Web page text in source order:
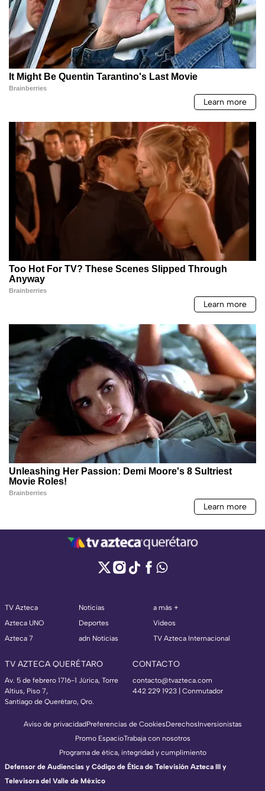
TV Azteca
Azteca UNO
Azteca 7
Noticias
Deportes
adn Noticias
a más +
Videos
TV Azteca Internacional
TV AZTECA QUERÉTARO
Av. 5 de febrero 1716-1 Júrica, Torre
Altius, Piso 7,
Santiago de Querétaro, Qro.
CONTACTO
contacto@tvazteca.com
442 229 1923 | Conmutador
Aviso de privacidadPreferencias de CookiesDerechosInversionistas
Promo EspacioTrabaja con nosotros
Programa de ética, integridad y cumplimiento
Defensor de Audiencias y Código de Ética de Televisión Azteca III y
Televisora del Valle de México